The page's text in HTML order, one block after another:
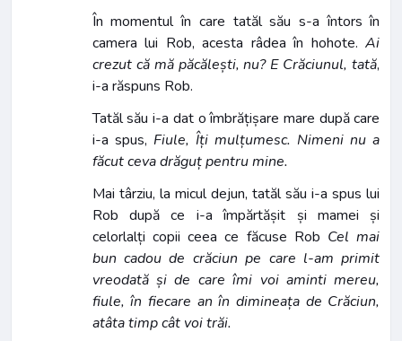
În momentul în care tatăl său s-a întors în
camera lui Rob, acesta râdea în hohote.Ai
crezut că mă păcălești, nu? E Crăciunul, tată,
i-a răspuns Rob.
Tatăl său i-a dat o îmbrățișare mare după care
i-a spus, Fiule, Îți mulțumesc. Nimeni nu a
făcut ceva drăguț pentru mine.
Mai târziu, la micul dejun, tatăl său i-a spus lui
Rob după ce i-a împărtășit și mamei și
celorlalți copii ceea ce făcuse Rob Cel mai
bun cadou de crăciun pe care l-am primit
vreodată și de care îmi voi aminti mereu,
fiule, în fiecare an în dimineața de Crăciun,
atâta timp cât voi trăi.